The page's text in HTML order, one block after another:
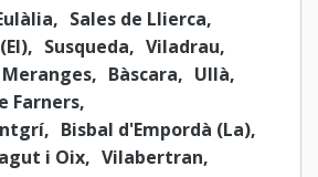
Sales de Llierca
Susqueda
Viladrau
Meranges Bàscara
Ullà
Farners
Bisbal d'Empordà (La)
i Oix
Vilabertran